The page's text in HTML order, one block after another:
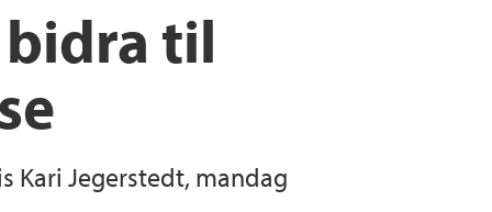
of Norway
til
Kari Jegerstedt, mandag